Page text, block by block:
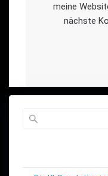
meine
nächste